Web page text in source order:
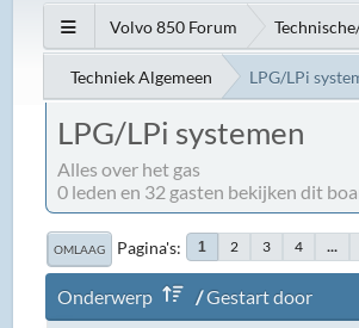
Volvo 850 Forum
Techniek Algemeen LPG/LPi
LPG/LPi systemen
Alles over het gas
0 leden en 32 gasten bekijken dit
OMLAAG Pagina's 1 2 3 4 ...
Onderwerp /Gestart door